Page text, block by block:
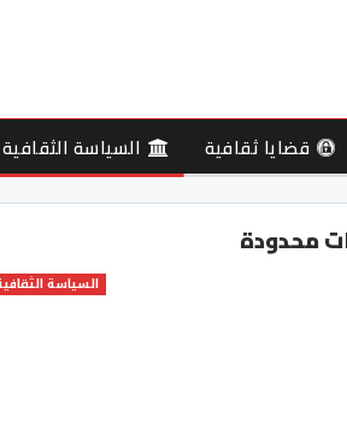
قضايا ثقافية السياسة الثقافية
محدودة
السياسة